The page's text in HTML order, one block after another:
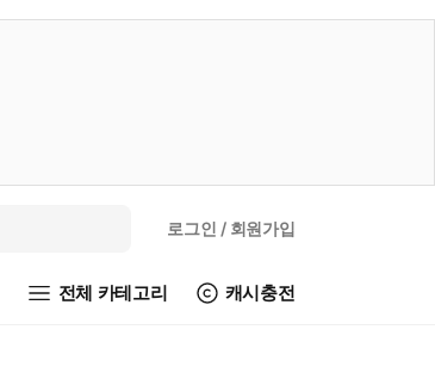
로그인 / 회원가입
전체 카테고리 캐시충전